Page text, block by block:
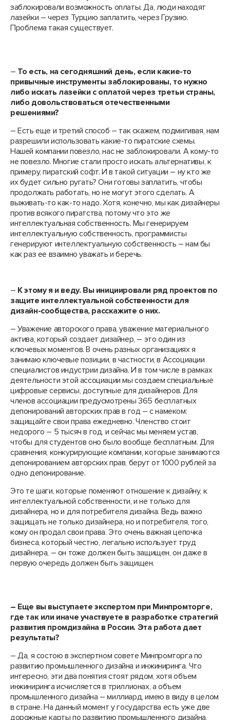
заблокировали возможность оплаты. Да, люди находят
лазейки – через Турцию заплатить, через Грузию.
Проблема такая существует.
– То есть, на сегодняшний день, если какие-то
привычные инструменты заблокированы, то нужно
либо искать лазейки с оплатой через третьи страны,
либо довольствоваться отечественными
решениями?
– Есть еще и третий способ – так скажем, подмигивая, нам
разрешили использовать какие-то пиратские схемы.
Нашей компании повезло, нас не заблокировали. А кому-то
не повезло. Многие стали просто искать альтернативы, к
примеру, пиратский софт. И в такой ситуации – ну кто же
их будет сильно ругать? Они готовы заплатить, чтобы
продолжать работать, но не могут этого сделать. А
выживать-то как-то надо. Хотя, конечно, мы как дизайнеры
против всякого пиратства, потому что это же
интеллектуальная собственность. Мы генерируем
интеллектуальную собственность, программисты
генерируют интеллектуальную собственность – нам бы
как раз ее взаимно уважать и беречь.
– К этому я и веду. Вы инициировали ряд проектов по
защите интеллектуальной собственности для
дизайн-сообщества, расскажите о них.
– Уважение авторского права, уважение материального
актива, который создает дизайнер, – это один из
ключевых моментов. В очень разных организациях я
занимаю ключевые позиции, в частности, в Ассоциации
специалистов индустрии дизайна. И в том числе в рамках
деятельности этой ассоциации мы создаем специальные
цифровые сервисы, доступные для дизайнеров. Для
членов ассоциации предусмотрены 365 бесплатных
депонирований авторских прав в год – с намеком:
защищайте свои права ежедневно. Членство стоит
недорого – 5 тысяч в год, и сейчас мы меняем устав,
чтобы для студентов оно было вообще бесплатным. Для
сравнения, конкурирующие компании, которые занимаются
депонированием авторских прав, берут от 1000 рублей за
одно депонирование.
Это те шаги, которые поменяют отношение к дизайну, к
интеллектуальной собственности, и не только для
дизайнера, но и для потребителя дизайна. Ведь важно
защищать не только дизайнера, но и потребителя, того,
кому он продал свои права. Это очень важная цепочка
бизнеса, который честно, легально использует труд
дизайнера, – он тоже должен быть защищен, он даже в
первую очередь должен быть защищен.
– Еще вы выступаете экспертом при Минпромторге,
где так или иначе участвуете в разработке стратегий
развития промдизайна в России. Эта работа дает
результаты?
– Да, я состою в экспертном совете Минпромторга по
развитию промышленного дизайна и инжиниринга. Что
интересно, эти два понятия стоят рядом, хотя объем
инжиниринга исчисляется в триллионах, а объем
промышленного дизайна – миллиард, имею в виду в целом
в стране. На данный момент у государства есть уже две
дорожные карты по развитию промышленного дизайна,